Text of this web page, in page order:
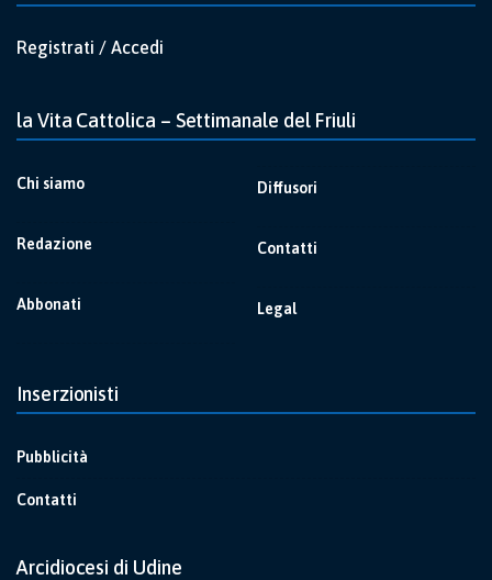
Registrati / Accedi
la Vita Cattolica – Settimanale del Friuli
Chi siamo
Redazione
Abbonati
Diffusori
Contatti
Legal
Inserzionisti
Pubblicità
Contatti
Arcidiocesi di Udine